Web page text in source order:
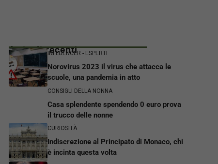
Articoli recentiINFLUENCER - ESPERTI
Norovirus 2023 il virus che attacca le
scuole, una pandemia in atto
CONSIGLI DELLA NONNA
Casa splendente spendendo 0 euro prova
il trucco delle nonne
CURIOSITÀ
Indiscrezione al Principato di Monaco, chi
è incinta questa volta